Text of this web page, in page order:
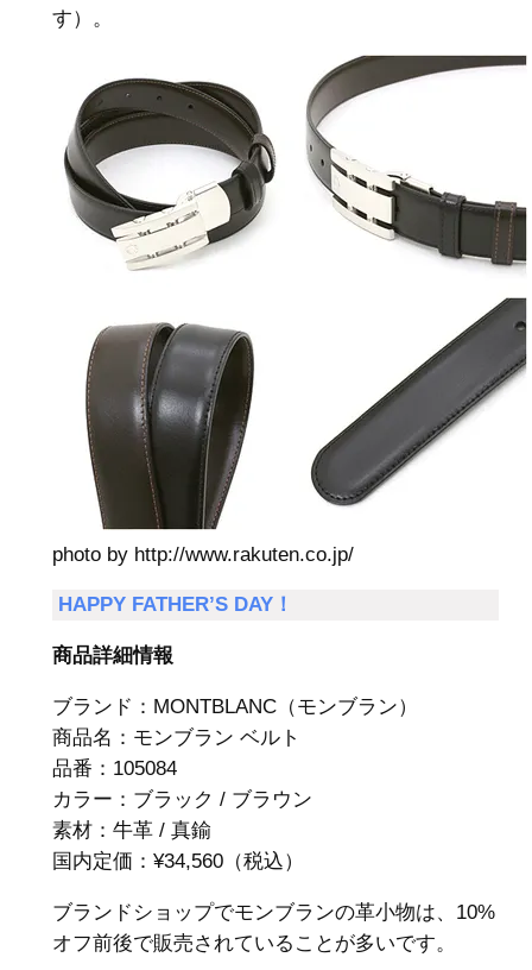
す）。
photo by http://www.rakuten.co.jp/
HAPPY FATHER’S DAY！
商品詳細情報
ブランド：MONTBLANC（モンブラン）
商品名：モンブラン ベルト
品番：105084
カラー：ブラック / ブラウン
素材：牛革 / 真鍮
国内定価：¥34,560（税込）
ブランドショップでモンブランの革小物は、10%
オフ前後で販売されていることが多いです。